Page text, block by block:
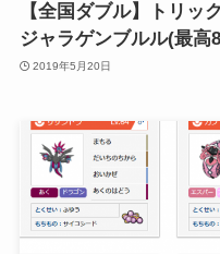
【全国ダブル】トリッ
ジャラゲンブルル(最高
2019年5月20日